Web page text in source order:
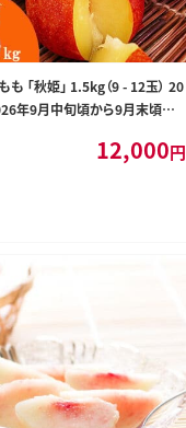
「秋姫」 1.5kg（9 - 12玉） 20
年9月中旬頃から9月末頃発
12,000円